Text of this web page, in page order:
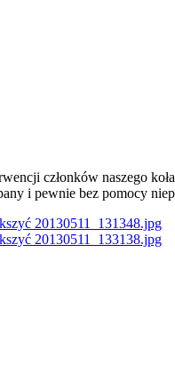
członków naszego
i pewnie bez pomocy